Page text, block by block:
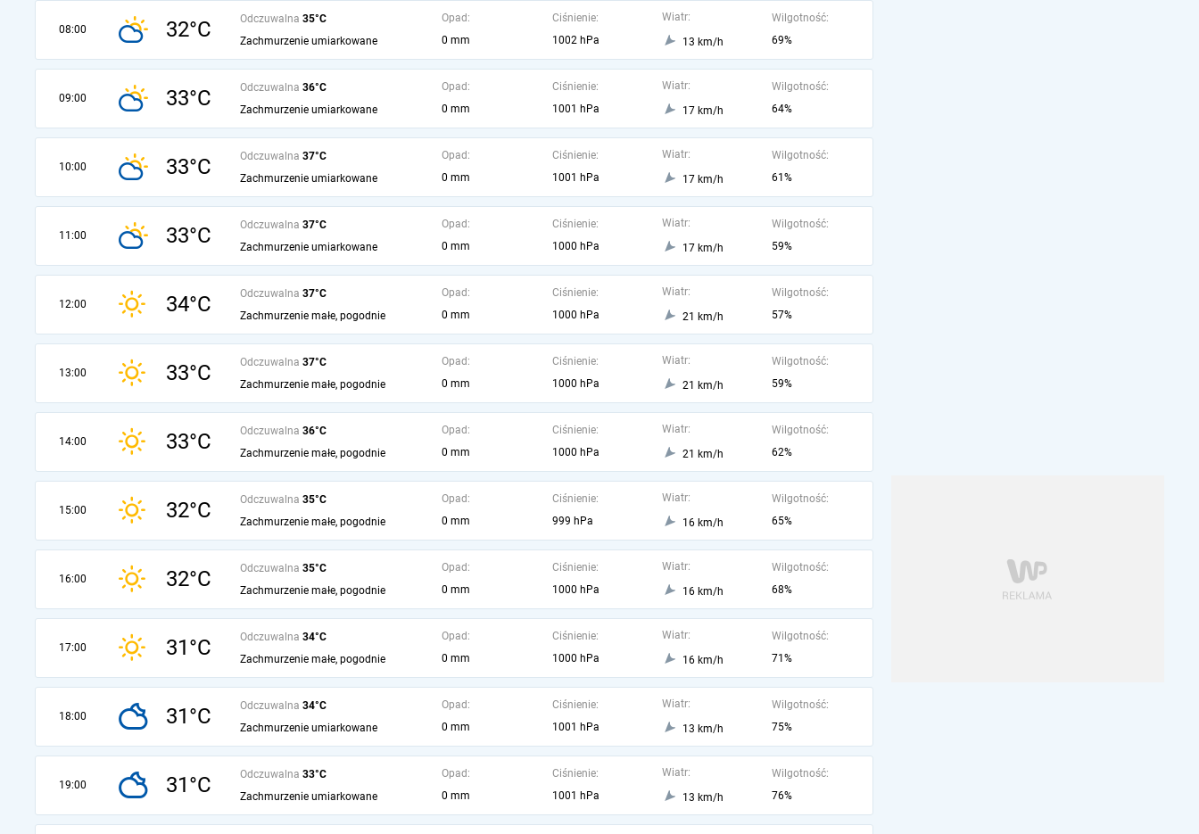
08:00 32°C Odczuwalna 35°C
Zachmurzenie umiarkowane
Opad:
0 mm
Ciśnienie:
1002 hPa
Wiatr:
13 km/h
Wilgotność:
69%
09:00 33°C Odczuwalna 36°C
Zachmurzenie umiarkowane
Opad:
0 mm
Ciśnienie:
1001 hPa
Wiatr:
17 km/h
Wilgotność:
64%
10:00 33°C Odczuwalna 37°C
Zachmurzenie umiarkowane
Opad:
0 mm
Ciśnienie:
1001 hPa
Wiatr:
17 km/h
Wilgotność:
61%
11:00 33°C Odczuwalna 37°C
Zachmurzenie umiarkowane
Opad:
0 mm
Ciśnienie:
1000 hPa
Wiatr:
17 km/h
Wilgotność:
59%
12:00 34°C Odczuwalna 37°C
Zachmurzenie małe, pogodnie
Opad:
0 mm
Ciśnienie:
1000 hPa
Wiatr:
21 km/h
Wilgotność:
57%
13:00 33°C Odczuwalna 37°C
Zachmurzenie małe, pogodnie
Opad:
0 mm
Ciśnienie:
1000 hPa
Wiatr:
21 km/h
Wilgotność:
59%
14:00 33°C Odczuwalna 36°C
Zachmurzenie małe, pogodnie
Opad:
0 mm
Ciśnienie:
1000 hPa
Wiatr:
21 km/h
Wilgotność:
62%
15:00 32°C Odczuwalna 35°C
Zachmurzenie małe, pogodnie
Opad:
0 mm
Ciśnienie:
999 hPa
Wiatr:
16 km/h
Wilgotność:
65%
16:00 32°C Odczuwalna 35°C
Zachmurzenie małe, pogodnie
Opad:
0 mm
Ciśnienie:
1000 hPa
Wiatr:
16 km/h
Wilgotność:
68%
17:00 31°C Odczuwalna 34°C
Zachmurzenie małe, pogodnie
Opad:
0 mm
Ciśnienie:
1000 hPa
Wiatr:
16 km/h
Wilgotność:
71%
18:00 31°C Odczuwalna 34°C
Zachmurzenie umiarkowane
Opad:
0 mm
Ciśnienie:
1001 hPa
Wiatr:
13 km/h
Wilgotność:
75%
19:00 31°C Odczuwalna 33°C
Zachmurzenie umiarkowane
Opad:
0 mm
Ciśnienie:
1001 hPa
Wiatr:
13 km/h
Wilgotność:
76%